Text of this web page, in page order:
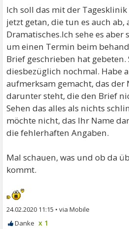
Fehler und wie schlecht es dir
Wenn deine Tagesklinik in
sogar an deiner Stelle
persönlich zu erreichen, wenn
wöchentlich da ist.
Zur Not würde ich sogar an die
schreiben oder dort persönlich
es einfach nicht!
Ich soll das mit der
jetzt getan, die tun es auch ab,
Dramatisches.Ich sehe es aber
um einen Termin beim
Brief geschrieben hat gebeten.
diesbezüglich nochmal. Habe
aufmerksam gemacht, das der
darunter steht, die den Brief
Sehen das alles als nichts
möchte nicht, das Ihr Name
die fehlerhaften Angaben.
Mal schauen, was und ob da
kommt.
24.02.2020 11:15 •
x 1